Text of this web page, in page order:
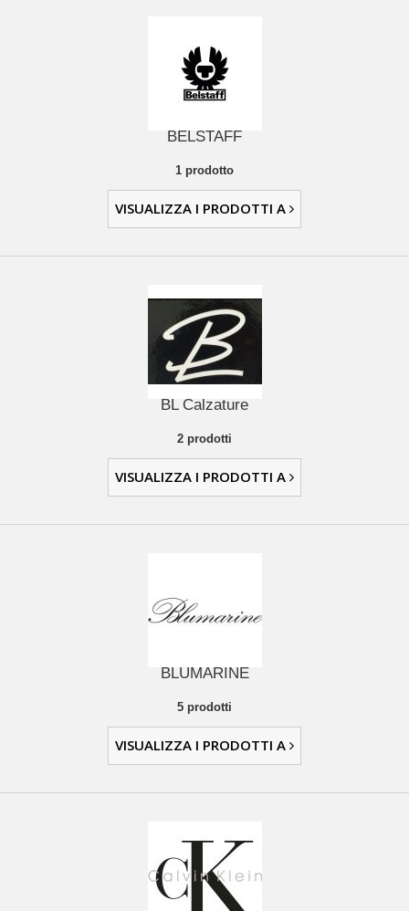
BELSTAFF
1 prodotto
VISUALIZZA I PRODOTTI A
BL Calzature
2 prodotti
VISUALIZZA I PRODOTTI A
BLUMARINE
5 prodotti
VISUALIZZA I PRODOTTI A